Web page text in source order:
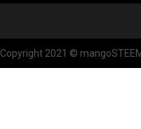
Copyright 2021 ©